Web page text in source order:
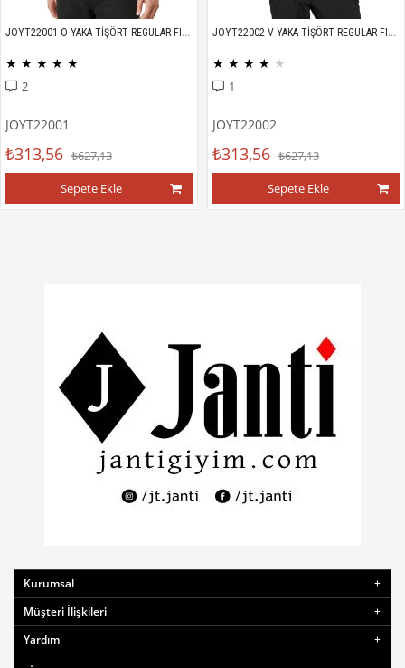
JOYT22001 O YAKA TİŞÖRT REGULAR FIT %100 PAMUK COMPACK PENYE
★ ★ ★ ★ ★
2
JOYT22001
₺313,56 ₺627,13
Sepete Ekle
JOYT22002 V YAKA TİŞÖRT REGULAR FIT %100 PAMUK COMPACK PENYE
★ ★ ★ ★ ★
1
JOYT22002
₺313,56 ₺627,13
Sepete Ekle
Kurumsal
Müşteri İlişkileri
Yardım